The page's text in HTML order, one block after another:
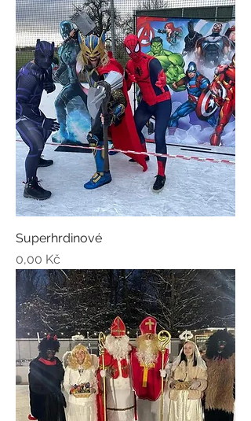
Superhrdinové
Cena
0,00 Kč